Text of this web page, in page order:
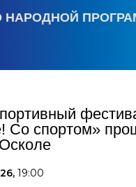
Со спортом»
19:00